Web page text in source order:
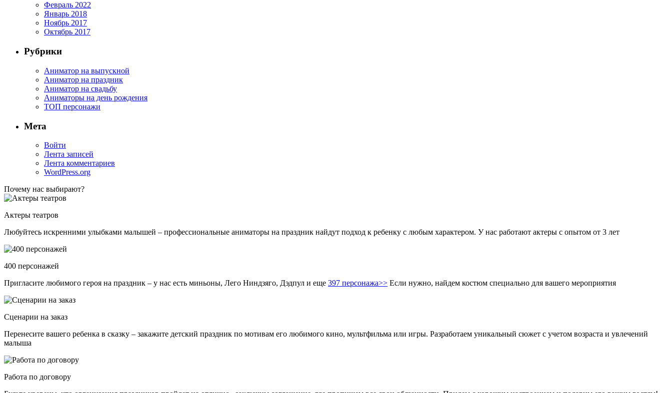
Февраль 2022
Январь 2018
Ноябрь 2017
Октябрь 2017
Рубрики
Аниматор на выпускной
Аниматор на праздник
Аниматор на свадьбу
Аниматоры на день рождения
ТОП персонажи
Мета
Войти
Лента записей
Лента комментариев
WordPress.org
Почему нас выбирают?
Актеры театров
Любуйтесь искренними улыбками малышей – профессиональные аниматоры на праздник найдут подход к ребенку с любым характером. У нас работают актеры с опытом от 3 лет
400 персонажей
Пригласите любимого героя на праздник – у нас есть миньоны, Лего Ниндзяго, Дэдпул и еще 397 персонажа>> Если нужно, найдем костюм специально для вашего мероприятия
Сценарии на заказ
Перенесите вашего ребенка в сказку – закажите детский праздник по мотивам его любимого кино, мультфильма или игры. Разработаем уникальный сюжет с учетом возраста и увлечений
малыша
Работа по договору